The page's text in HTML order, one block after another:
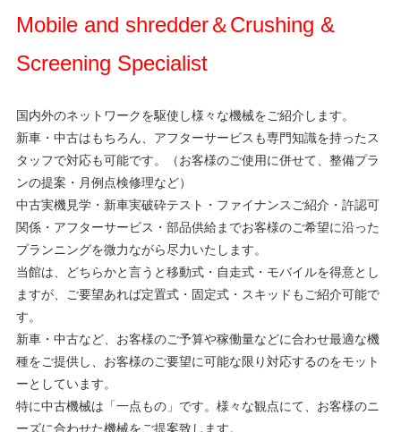
Mobile and shredder＆Crushing &
Screening Specialist
国内外のネットワークを駆使し様々な機械をご紹介します。
新車・中古はもちろん、アフターサービスも専門知識を持ったス
タッフで対応も可能です。（お客様のご使用に併せて、整備プラ
ンの提案・月例点検修理など）
中古実機見学・新車実破砕テスト・ファイナンスご紹介・許認可
関係・アフターサービス・部品供給までお客様のご希望に沿った
プランニングを微力ながら尽力いたします。
当館は、どちらかと言うと移動式・自走式・モバイルを得意とし
ますが、ご要望あれば定置式・固定式・スキッドもご紹介可能で
す。
新車・中古など、お客様のご予算や稼働量などに合わせ最適な機
種をご提供し、お客様のご要望に可能な限り対応するのをモット
ーとしています。
特に中古機械は「一点もの」です。様々な観点にて、お客様のニ
ーズに合わせた機械をご提案致します。